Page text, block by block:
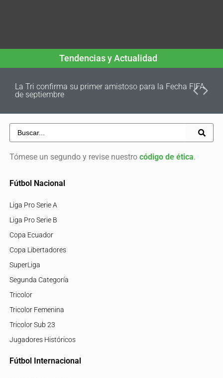
Tendencias y Actualidad
La Tri confirma su primer amistoso para la Fecha FIFA
de septiembre
Tómese un segundo y revise nuestro código de ética.
Fútbol Nacional
Liga Pro Serie A
Liga Pro Serie B
Copa Ecuador
Copa Libertadores
SuperLiga
Segunda Categoría
Tricolor
Tricolor Femenina
Tricolor Sub 23
Jugadores Históricos
Fútbol Internacional